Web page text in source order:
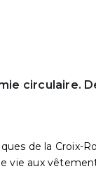
circulaire.
de la Croix-
vie aux